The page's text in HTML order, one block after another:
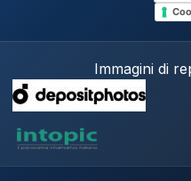
Immagini di